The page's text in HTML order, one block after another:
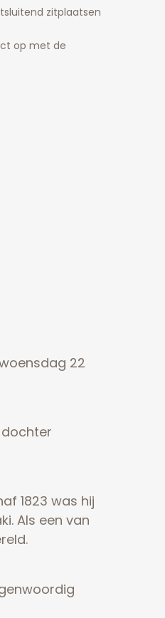
zitplaatsen
op met de
22
1823 was hij
Als een van